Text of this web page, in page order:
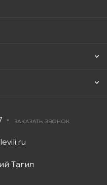
ЗАКАЗАТЬ ЗВОНОК
Тагил